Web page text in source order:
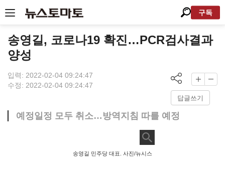
구독
송영길, 코로나19 확진…PCR검사결과
양성
입력: 2022-02-04 09:24:47
수정: 2022-02-04 09:24:47
답글쓰기
예정일정 모두 취소…방역지침 따를 예정
송영길 민주당 대표. 사진/뉴시스